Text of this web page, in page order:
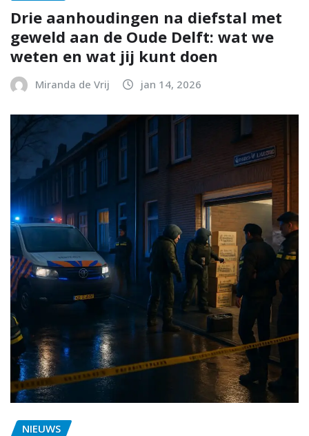
Drie aanhoudingen na diefstal met
geweld aan de Oude Delft: wat we
weten en wat jij kunt doen
Miranda de Vrij jan 14, 2026
NIEUWS